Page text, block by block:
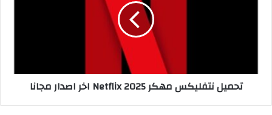
تحميل نتفليكس مهكر 2025 Netflix اخر اصدار مجانا